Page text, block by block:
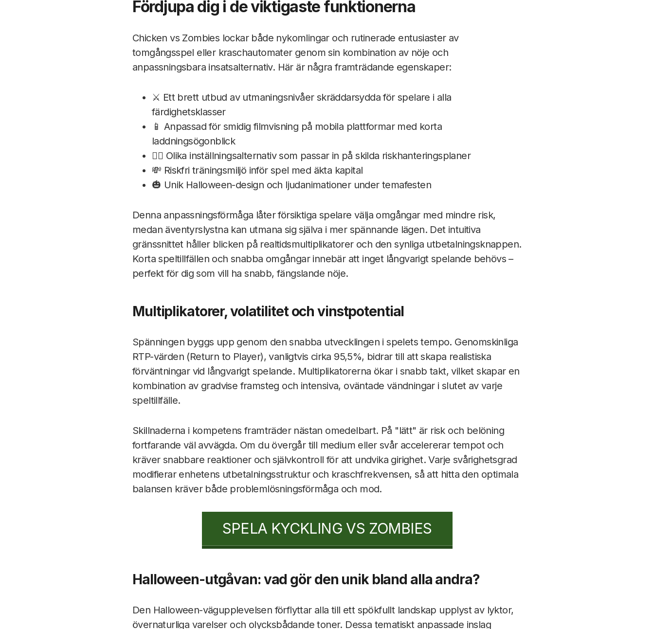
Fördjupa dig i de viktigaste funktionerna
Chicken vs Zombies lockar både nykomlingar och rutinerade entusiaster av
tomgångsspel eller kraschautomater genom sin kombination av nöje och
anpassningsbara insatsalternativ. Här är några framträdande egenskaper:
⚔️ Ett brett utbud av utmaningsnivåer skräddarsydda för spelare i alla
färdighetsklasser
📱 Anpassad för smidig filmvisning på mobila plattformar med korta
laddningsögonblick
🧟‍♀️ Olika inställningsalternativ som passar in på skilda riskhanteringsplaner
💸 Riskfri träningsmiljö inför spel med äkta kapital
🎃 Unik Halloween-design och ljudanimationer under temafesten
Denna anpassningsförmåga låter försiktiga spelare välja omgångar med mindre risk,
medan äventyrslystna kan utmana sig själva i mer spännande lägen. Det intuitiva
gränssnittet håller blicken på realtidsmultiplikatorer och den synliga utbetalningsknappen.
Korta speltillfällen och snabba omgångar innebär att inget långvarigt spelande behövs –
perfekt för dig som vill ha snabb, fängslande nöje.
Multiplikatorer, volatilitet och vinstpotential
Spänningen byggs upp genom den snabba utvecklingen i spelets tempo. Genomskinliga
RTP-värden (Return to Player), vanligtvis cirka 95,5%, bidrar till att skapa realistiska
förväntningar vid långvarigt spelande. Multiplikatorerna ökar i snabb takt, vilket skapar en
kombination av gradvise framsteg och intensiva, oväntade vändningar i slutet av varje
speltillfälle.
Skillnaderna i kompetens framträder nästan omedelbart. På "lätt" är risk och belöning
fortfarande väl avvägda. Om du övergår till medium eller svår accelererar tempot och
kräver snabbare reaktioner och självkontroll för att undvika girighet. Varje svårighetsgrad
modifierar enhetens utbetalningsstruktur och kraschfrekvensen, så att hitta den optimala
balansen kräver både problemlösningsförmåga och mod.
SPELA KYCKLING VS ZOMBIES
Halloween-utgåvan: vad gör den unik bland alla andra?
Den Halloween-vägupplevelsen förflyttar alla till ett spökfullt landskap upplyst av lyktor,
övernaturliga varelser och olycksbådande toner. Dessa tematiskt anpassade inslag